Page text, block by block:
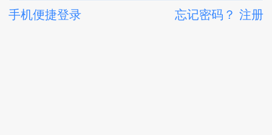
手机便捷登录 忘记密码？ 注册